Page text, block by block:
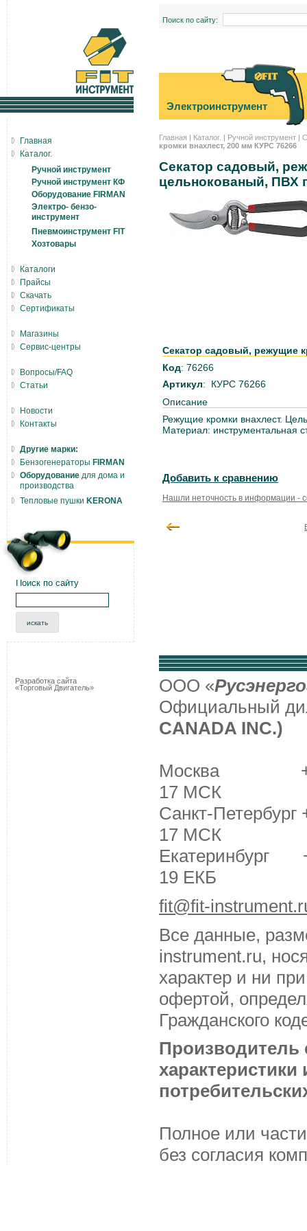
Поиск по сайту:
Электроинструмент
Главная | Каталог. | Ручной инструмент |
кромки внахлест, 200 мм КУРС 76266
Секатор садовый,
цельнокованый, ПВХ
Секатор садовый, режущие
Код: 76266
Артикул: КУРС 76266
Описание
Режущие кромки внахлест.
Материал: инструментальная
Добавить к сравнению
Нашли неточность в информации -
Главная
Каталог.
Ручной инструмент
Ручной инструмент КФ
Оборудование FIRMAN
Электро- бензо-
инструмент
Пневмоинструмент FIT
Хозтовары
Каталоги
Прайсы
Скачать
Сертификаты
Магазины
Сервис-центры
Вопросы/FAQ
Статьи
Новости
Контакты
Другие марки:
Бензогенераторы FIRMAN
Оборудование для дома и
производства
Тепловые пушки KERONA
Поиск по сайту
Разработка сайта
«Торговый Двигатель»
ООО «
Официальный
CANADA INC.)
Москва +7
17 МСК
Санкт-
17 МСК
Екатеринбург
19 ЕКБ
fit@fit-
Все данные,
instrument.ru,
характер и ни
офертой,
Гражданского
Производитель
Полное или
без согласия